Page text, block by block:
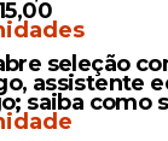
seleção
assistente
saiba como